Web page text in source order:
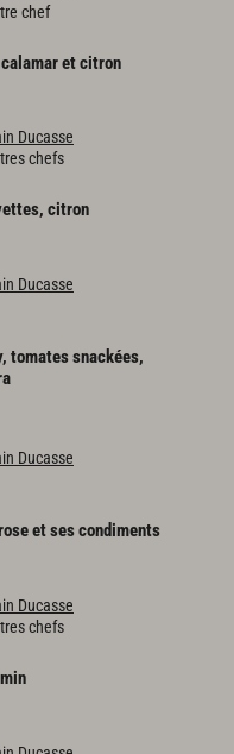
chef
calamaretcitron
Ducasse
chefs
citron
Ducasse
tomates snackées,
Ducasse
etsescondiments
Ducasse
chefs